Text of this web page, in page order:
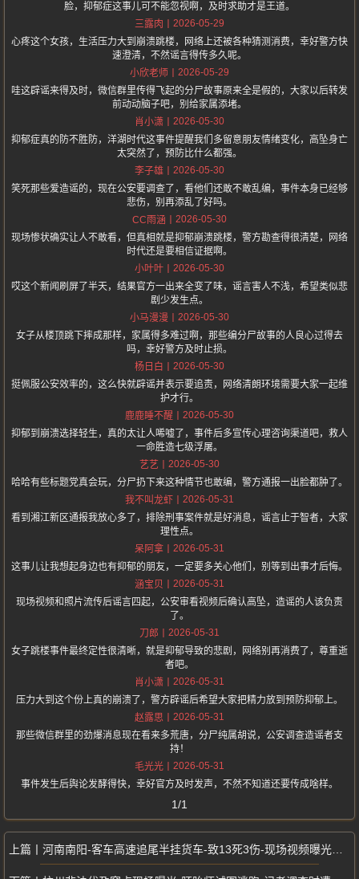
脸，抑郁症这事儿可不能忽视啊，及时求助才是王道。
三露肉
2026-05-29
心疼这个女孩，生活压力大到崩溃跳楼，网络上还被各种猜测消费，幸好警方快
速澄清，不然谣言得传多久呢。
小欣老师
2026-05-29
哇这辟谣来得及时，微信群里传得飞起的分尸故事原来全是假的，大家以后转发
前动动脑子吧，别给家属添堵。
肖小潇
2026-05-30
抑郁症真的防不胜防，洋湖时代这事件提醒我们多留意朋友情绪变化，高坠身亡
太突然了，预防比什么都强。
李子雄
2026-05-30
笑死那些爱造谣的，现在公安要调查了，看他们还敢不敢乱编，事件本身已经够
悲伤，别再添乱了好吗。
CC雨涵
2026-05-30
现场惨状确实让人不敢看，但真相就是抑郁崩溃跳楼，警方勘查得很清楚，网络
时代还是要相信证据啊。
小叶叶
2026-05-30
哎这个新闻刷屏了半天，结果官方一出来全变了味，谣言害人不浅，希望类似悲
剧少发生点。
小马漫漫
2026-05-30
女子从楼顶跳下摔成那样，家属得多难过啊，那些编分尸故事的人良心过得去
吗，幸好警方及时止损。
杨日白
2026-05-30
挺佩服公安效率的，这么快就辟谣并表示要追责，网络清朗环境需要大家一起维
护才行。
鹿鹿睡不醒
2026-05-30
抑郁到崩溃选择轻生，真的太让人唏嘘了，事件后多宣传心理咨询渠道吧，救人
一命胜造七级浮屠。
艺艺
2026-05-30
哈哈有些标题党真会玩，分尸扔下来这种情节也敢编，警方通报一出脸都肿了。
我不叫龙虾
2026-05-31
看到湘江新区通报我放心多了，排除刑事案件就是好消息，谣言止于智者，大家
理性点。
呆阿拿
2026-05-31
这事儿让我想起身边也有抑郁的朋友，一定要多关心他们，别等到出事才后悔。
涵宝贝
2026-05-31
现场视频和照片流传后谣言四起，公安审看视频后确认高坠，造谣的人该负责
了。
刀郎
2026-05-31
女子跳楼事件最终定性很清晰，就是抑郁导致的悲剧，网络别再消费了，尊重逝
者吧。
肖小潇
2026-05-31
压力大到这个份上真的崩溃了，警方辟谣后希望大家把精力放到预防抑郁上。
赵露思
2026-05-31
那些微信群里的劲爆消息现在看来多荒唐，分尸纯属胡说，公安调查造谣者支
持！
毛光光
2026-05-31
事件发生后舆论发酵得快，幸好官方及时发声，不然不知道还要传成啥样。
1/1
河南南阳-客车高速追尾半挂货车-致13死3伤-现场视频曝光太触目惊心